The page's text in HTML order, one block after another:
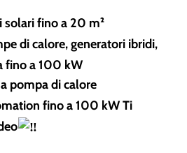
solari fino a 20 m²
di calore, generatori ibridi,
fino a 100 kW
pompa di calore
fino a 100 kW Ti